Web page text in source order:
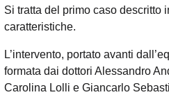
Si tratta del primo caso descritto
caratteristiche.
L’intervento, portato avanti
formata dai dottori Alessandro
Carolina Lolli e Giancarlo